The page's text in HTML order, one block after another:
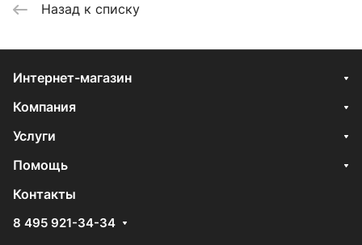
Назад к списку
Интернет-магазин
Компания
Услуги
Помощь
Контакты
8 495 921-34-34